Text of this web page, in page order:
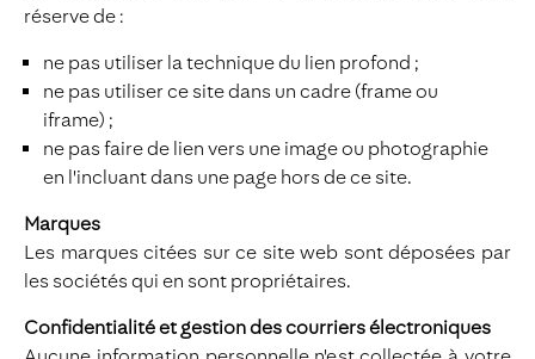
réserve de :
ne pas utiliser la technique du lien profond ;
ne pas utiliser ce site dans un cadre (frame ou
iframe) ;
ne pas faire de lien vers une image ou photographie
en l'incluant dans une page hors de ce site.
Marques
Les marques citées sur ce site web sont déposées par
les sociétés qui en sont propriétaires.
Confidentialité et gestion des courriers électroniques